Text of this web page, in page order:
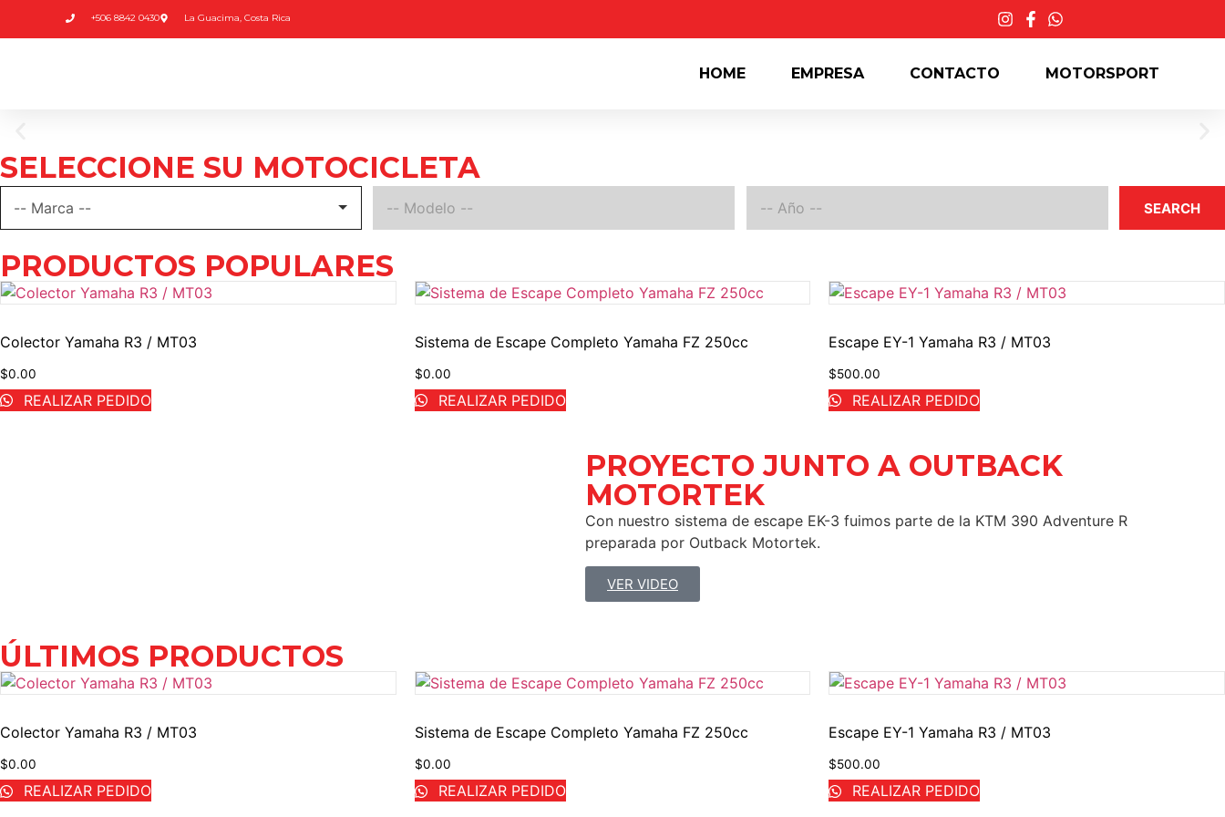
+506 8842 0430 La Guacima, Costa Rica
HOME EMPRESA CONTACTO MOTORSPORT
SELECCIONE SU MOTOCICLETA
SEARCH
PRODUCTOS POPULARES
Colector Yamaha R3 / MT03
$0.00
REALIZAR PEDIDO
Sistema de Escape Completo Yamaha FZ 250cc
$0.00
REALIZAR PEDIDO
Escape EY-1 Yamaha R3 / MT03
$500.00
REALIZAR PEDIDO
PROYECTO JUNTO A OUTBACK
MOTORTEK ​
Con nuestro sistema de escape EK-3 fuimos parte de la KTM 390 Adventure R
preparada por Outback Motortek.
VER VIDEO
ÚLTIMOS PRODUCTOS
Colector Yamaha R3 / MT03
$0.00
REALIZAR PEDIDO
Sistema de Escape Completo Yamaha FZ 250cc
$0.00
REALIZAR PEDIDO
Escape EY-1 Yamaha R3 / MT03
$500.00
REALIZAR PEDIDO